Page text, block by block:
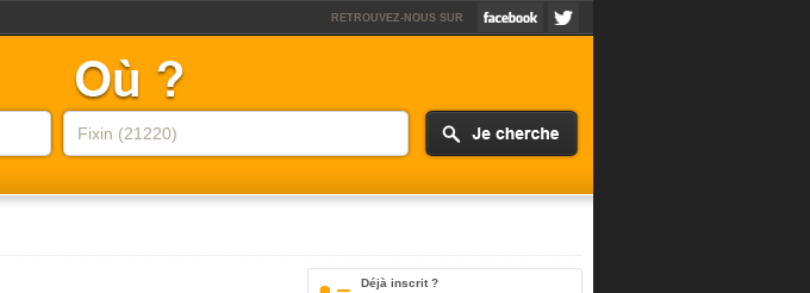
RETROUVEZ-NOUS SUR
Déjà inscrit ?